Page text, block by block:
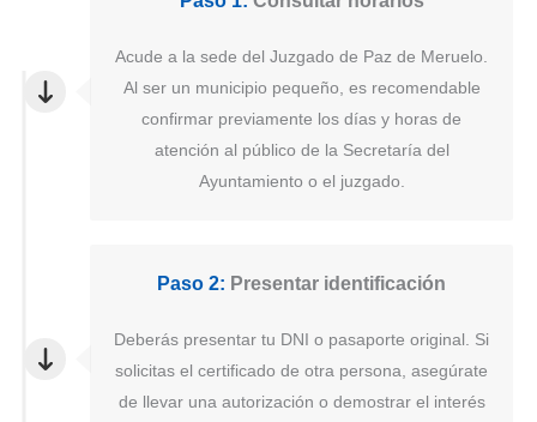
Acude a la sede del Juzgado de Paz de Meruelo.
Al ser un municipio pequeño, es recomendable
confirmar previamente los días y horas de
atención al público de la Secretaría del
Ayuntamiento o el juzgado.
Paso 2: Presentar identificación
Deberás presentar tu DNI o pasaporte original. Si
solicitas el certificado de otra persona, asegúrate
de llevar una autorización o demostrar el interés